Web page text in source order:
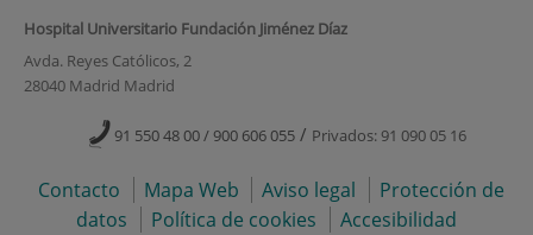
Hospital Universitario Fundación Jiménez Díaz
Avda. Reyes Católicos, 2
28040 Madrid Madrid
91 550 48 00 / 900 606 055 / Privados: 91 090 05 16
Contacto Mapa Web Aviso legal
Protección de
datos
Política de cookies Accesibilidad